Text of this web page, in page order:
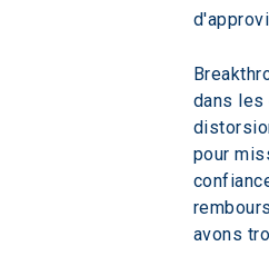
dans les
pour
avons